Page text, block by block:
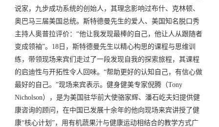
说家，九步成功系统的创始人，其理念影响过布什、克林顿、
奥巴马三届美国总统。斯特德曼先生的爱人、美国知名脱口秀
主持人奥普拉评价：“他让我发现最棒的自己，他让人从跟随者
变成领袖”。18日，斯特德曼先生以精心构思的课程与思维训
练，带领现场来宾们走过了一段发现自我的探索旅程，其课程
的启迪性与开拓性令人回味。“帮助更好的认知自己，有信心做
最好的自己。”现场来宾表示。健身健美专家倪腾（Tony
Nicholson），是为美国驻华前大使骆家辉、潘石屹夫妇提供健
康咨询的顾问，在中国已发展十余年的他向现场来宾讲授了健
康“核心计划”，用有机蔬果汁与健康运动相结合的教学方式广